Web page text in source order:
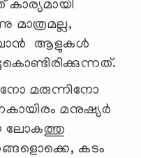
മാത്രമല്ല,
ആളുകൾ
മരുന്നിനോ
മനുഷ്യർ
ലോകത്തു
കടം